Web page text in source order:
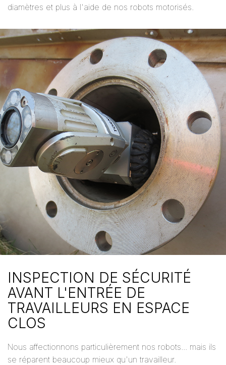
diamètres et plus à l'aide de nos robots motorisés.
INSPECTION DE SÉCURITÉ
AVANT L'ENTRÉE DE
TRAVAILLEURS EN ESPACE
CLOS
Nous affectionnons particulièrement nos robots... mais ils
se réparent beaucoup mieux qu'un travailleur.